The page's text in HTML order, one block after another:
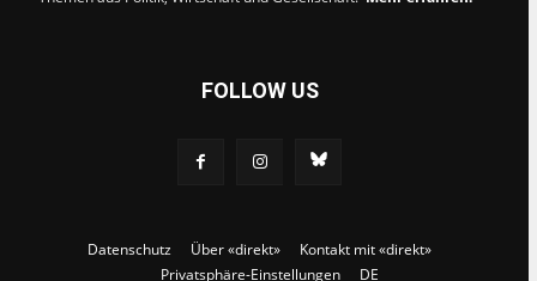
FOLLOW US
Datenschutz Über «direkt»
Kontakt mit «direkt»
Privatsphäre-Einstellungen
DE